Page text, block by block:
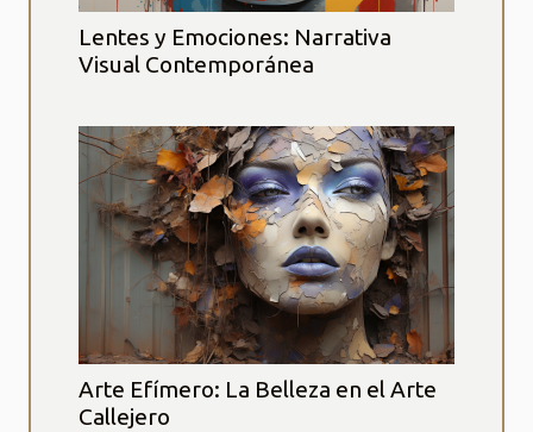
Lentes y Emociones: Narrativa
Visual Contemporánea
Arte Efímero: La Belleza en el Arte
Callejero